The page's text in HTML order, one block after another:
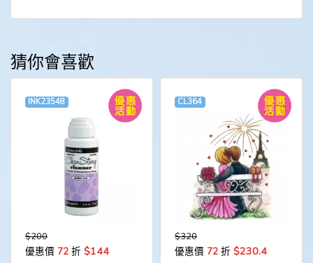
猜你會喜歡
INK23548
$200
優惠價 72 折 $144
CL364
$320
優惠價 72 折 $230.4